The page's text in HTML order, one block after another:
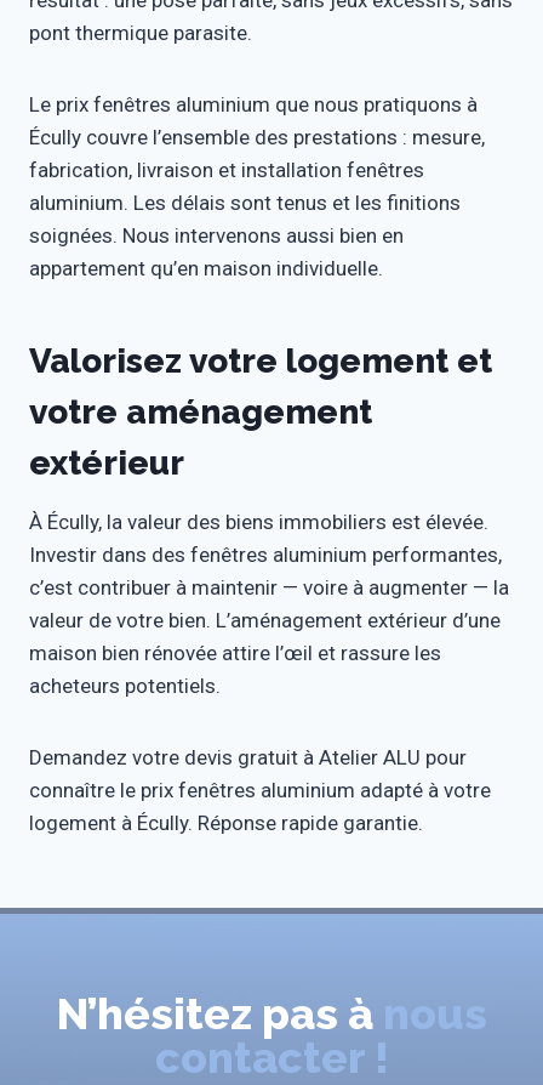
pont thermique parasite.
Le prix fenêtres aluminium que nous pratiquons à
Écully couvre l’ensemble des prestations : mesure,
fabrication, livraison et installation fenêtres
aluminium. Les délais sont tenus et les finitions
soignées. Nous intervenons aussi bien en
appartement qu’en maison individuelle.
Valorisez votre logement et
votre aménagement
extérieur
À Écully, la valeur des biens immobiliers est élevée.
Investir dans des fenêtres aluminium performantes,
c’est contribuer à maintenir — voire à augmenter — la
valeur de votre bien. L’aménagement extérieur d’une
maison bien rénovée attire l’œil et rassure les
acheteurs potentiels.
Demandez votre devis gratuit à Atelier ALU pour
connaître le prix fenêtres aluminium adapté à votre
logement à Écully. Réponse rapide garantie.
N’hésitez pas à nous
contacter !